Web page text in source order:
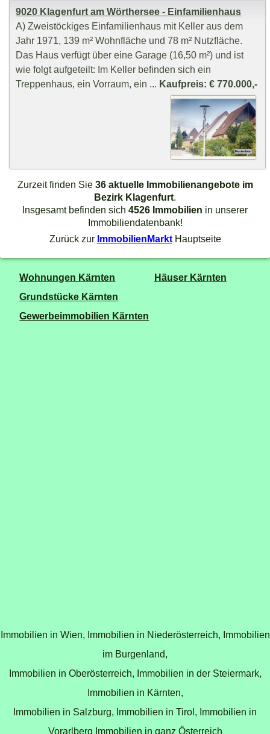
9020 Klagenfurt am Wörthersee - Einfamilienhaus
A) Zweistöckiges Einfamilienhaus mit Keller aus dem
Jahr 1971, 139 m² Wohnfläche und 78 m² Nutzfläche.
Das Haus verfügt über eine Garage (16,50 m²) und ist
wie folgt aufgeteilt: Im Keller befinden sich ein
Treppenhaus, ein Vorraum, ein ... Kaufpreis: € 770.000,-
Zurzeit finden Sie 36 aktuelle Immobilienangebote im
Bezirk Klagenfurt.
Insgesamt befinden sich 4526 Immobilien in unserer
Immobiliendatenbank!
Zurück zur ImmobilienMarktHauptseite
Wohnungen Kärnten
Häuser Kärnten
Grundstücke Kärnten
Gewerbeimmobilien Kärnten
Immobilien in Wien, Immobilien in Niederösterreich, Immobilien
im Burgenland,
Immobilien in Oberösterreich, Immobilien in der Steiermark,
Immobilien in Kärnten,
Immobilien in Salzburg, Immobilien in Tirol, Immobilien in
Vorarlberg Immobilien in ganz Österreich